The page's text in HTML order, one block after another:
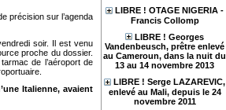
LIBRE ! OTAGE NIGERIA -
Francis Collomp
LIBRE ! Georges
Vandenbeusch, prêtre enlevé
au Cameroun, dans la nuit du
13 au 14 novembre 2013
LIBRE ! Serge LAZAREVIC,
enlevé au Mali, depuis le 24
novembre 2011
précision sur l’agenda
soir. Il est venu
proche du dossier.
de l’aéroport de
Italienne, avaient